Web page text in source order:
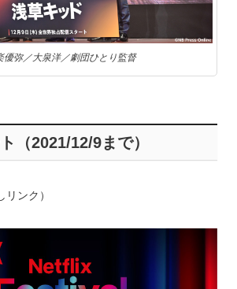
優弥／大泉洋／劇団ひとり監督
（2021/12/9まで）
ンク）